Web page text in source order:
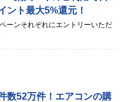
ント最大5%還元！
ーンそれぞれにエントリーいただ
数52万件！エアコンの購